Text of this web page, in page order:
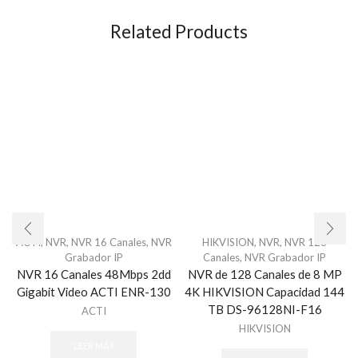
Related Products
ACTI, NVR, NVR 16 Canales, NVR
Grabador IP
NVR 16 Canales 48Mbps 2dd
Gigabit Video ACTI ENR-130
ACTI
HIKVISION, NVR, NVR 128
Canales, NVR Grabador IP
NVR de 128 Canales de 8 MP
4K HIKVISION Capacidad 144
TB DS-96128NI-F16
HIKVISION